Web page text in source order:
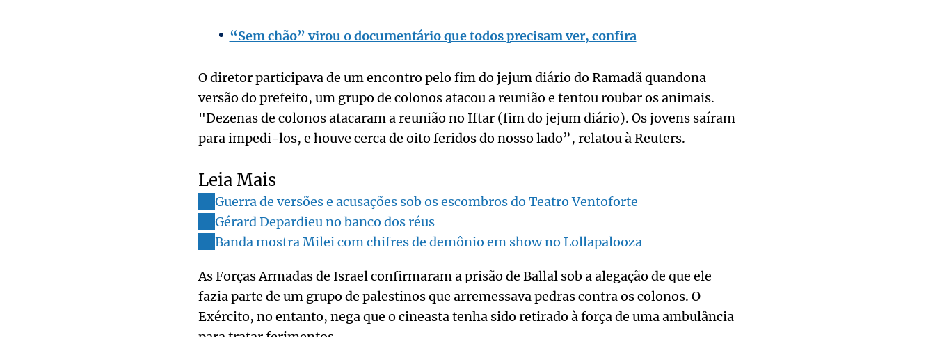
“Sem chão” virou o documentário que todos precisam ver, confira
O diretor participava de um encontro pelo fim do jejum diário do Ramadã quandona
versão do prefeito, um grupo de colonos atacou a reunião e tentou roubar os animais.
"Dezenas de colonos atacaram a reunião no Iftar (fim do jejum diário). Os jovens saíram
para impedi-los, e houve cerca de oito feridos do nosso lado”, relatou à Reuters.
Leia Mais
Guerra de versões e acusações sob os escombros do Teatro Ventoforte
Gérard Depardieu no banco dos réus
Banda mostra Milei com chifres de demônio em show no Lollapalooza
As Forças Armadas de Israel confirmaram a prisão de Ballal sob a alegação de que ele
fazia parte de um grupo de palestinos que arremessava pedras contra os colonos. O
Exército, no entanto, nega que o cineasta tenha sido retirado à força de uma ambulância